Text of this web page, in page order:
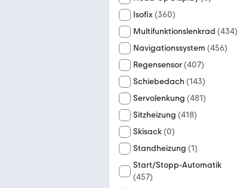
Isofix(360)
Multifunktionslenkrad (434)
Navigationssystem (456)
Regensensor(407)
Schiebedach (143)
Servolenkung (481)
Sitzheizung (418)
Skisack(0)
Standheizung (1)
Start/Stopp-Automatik
(457)